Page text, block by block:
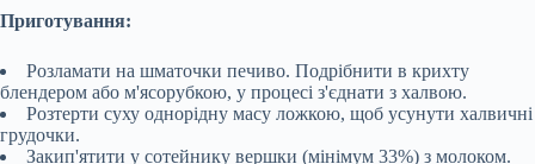
Приготування:
Розламати на шматочки печиво. Подрібнити в крихту
блендером або м'ясорубкою, у процесі з'єднати з халвою.
Розтерти суху однорідну масу ложкою, щоб усунути халвичні
грудочки.
Закип'ятити у сотейнику вершки (мінімум 33%) з молоком.